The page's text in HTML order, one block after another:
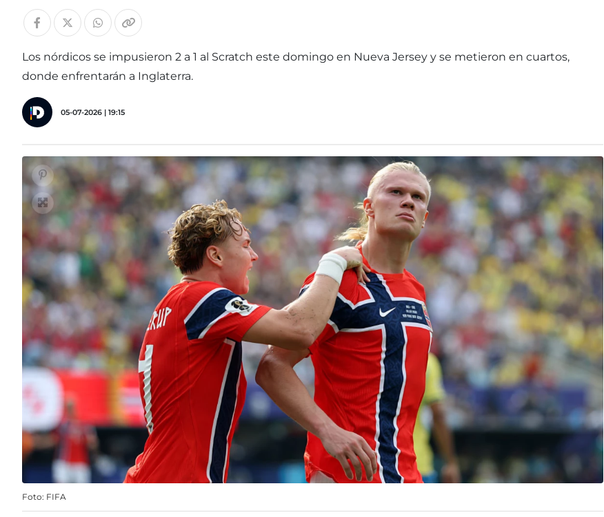
Los nórdicos se impusieron 2 a 1 al Scratch este domingo en Nueva Jersey y se metieron en cuartos,
donde enfrentarán a Inglaterra.
05-07-2026 | 19:15
Foto: FIFA